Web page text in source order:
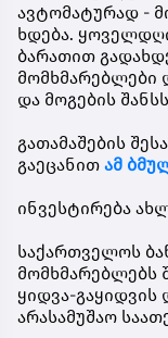
ავტომატურად -
ხდება.
ბარათით
მომხმარებლები
და მოგების
გათამაშების
გაეცანით ამ
ინვესტირება
საქართველოს
მომხმარებლებს
ყიდვა-
არასამუშაო